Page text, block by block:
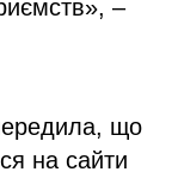
–
що
на сайти